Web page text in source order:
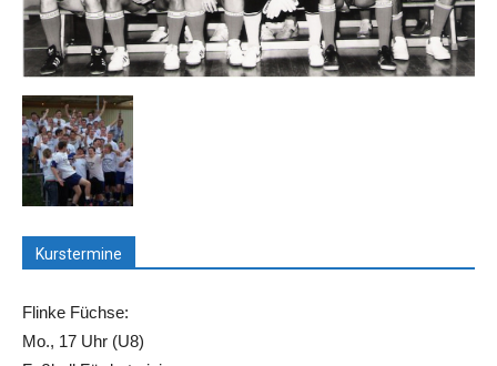
Kurstermine
Flinke Füchse:
Mo., 17 Uhr (U8)